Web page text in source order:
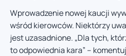
Wprowadzenie nowej kaucji
wśród kierowców. Niektórzy
jest uzasadnione. „Dla tych,
to odpowiednia kara” –